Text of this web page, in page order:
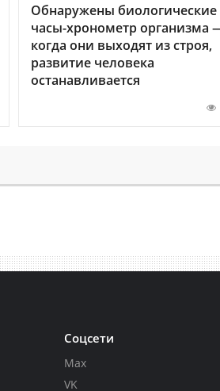
Обнаружены биологические
часы-хронометр организма
когда они выходят из строя,
развитие человека
останавливается
Соцсети
Max
VK